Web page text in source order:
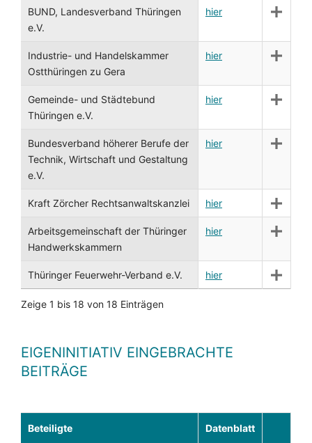
BUND, Landesverband Thüringen
e.V.
hier
Industrie- und Handelskammer
Ostthüringen zu Gera
hier
Gemeinde- und Städtebund
Thüringen e.V.
hier
Bundesverband höherer Berufe der
Technik, Wirtschaft und Gestaltung
e.V.
hier
Kraft Zörcher Rechtsanwaltskanzlei hier
Arbeitsgemeinschaft der Thüringer
Handwerkskammern
hier
Thüringer Feuerwehr-Verband e.V. hier
Zeige 1 bis 18 von 18 Einträgen
EIGENINITIATIV EINGEBRACHTE
BEITRÄGE
Beteiligte Datenblatt